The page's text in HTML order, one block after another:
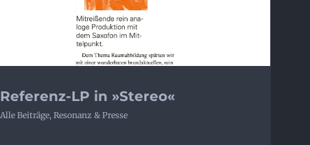
Referenz-LP in »Stereo«
Alle Beiträge, Resonanz & Presse